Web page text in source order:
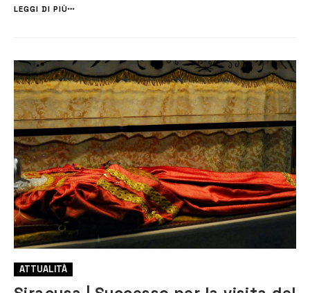
viabilità. Sul luogo dell’incidente sono intervenuti prontamente i...
LEGGI DI PIÙ
ATTUALITÀ